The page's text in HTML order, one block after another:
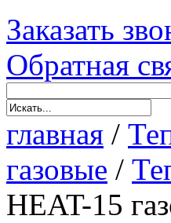
Заказать
Обратная
главная /
газовые /
HEAT-15